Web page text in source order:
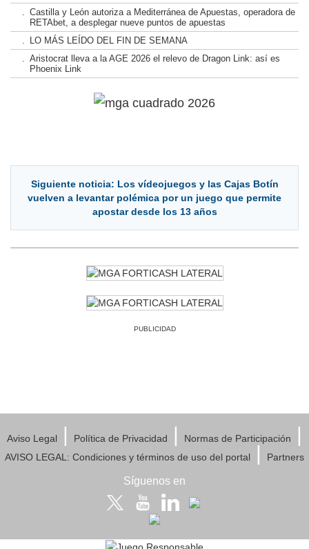
Castilla y León autoriza a Mediterránea de Apuestas, operadora de
RETAbet, a desplegar nueve puntos de apuestas
LO MÁS LEÍDO DEL FIN DE SEMANA
Aristocrat lleva a la AGE 2026 el relevo de Dragon Link: así es
Phoenix Link
Siguiente noticia: Los vídeojuegos y las Cajas Botín
vuelven a levantar polémica por un juego que permite
apostar desde los 13 años
PUBLICIDAD
Aviso Legal | Política de Privacidad | Normas de Participación |
AVISO LEGAL: Condiciones y términos de uso del portal | Partners
Síguenos en